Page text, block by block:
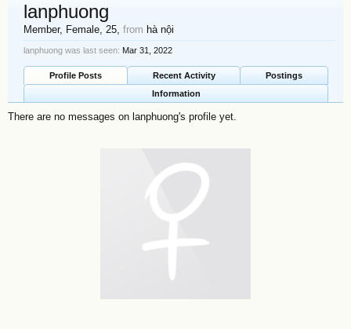
lanphuong
Member, Female, 25, from hà nội
lanphuong was last seen: Mar 31, 2022
Profile Posts Recent Activity
Postings
Information
There are no messages on lanphuong's profile yet.